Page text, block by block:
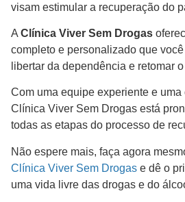
visam estimular a recuperação do
A Clínica Viver Sem Drogas
completo e personalizado que
libertar da dependência e retomar
Com uma equipe experiente e uma
Clínica Viver Sem Drogas está
todas as etapas do processo de
Não espere mais, faça agora
Clínica Viver Sem Drogas e dê o
uma vida livre das drogas e do